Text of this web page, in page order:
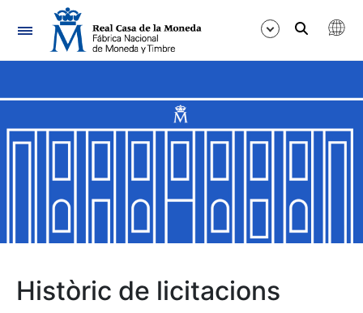
Navegació
Mostra/Amaga
Mostra/Amaga
Mostra/Amaga
Històric de licitacions